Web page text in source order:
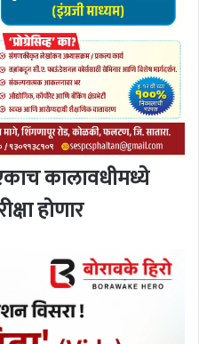
कालावधीमध्ये
होणार